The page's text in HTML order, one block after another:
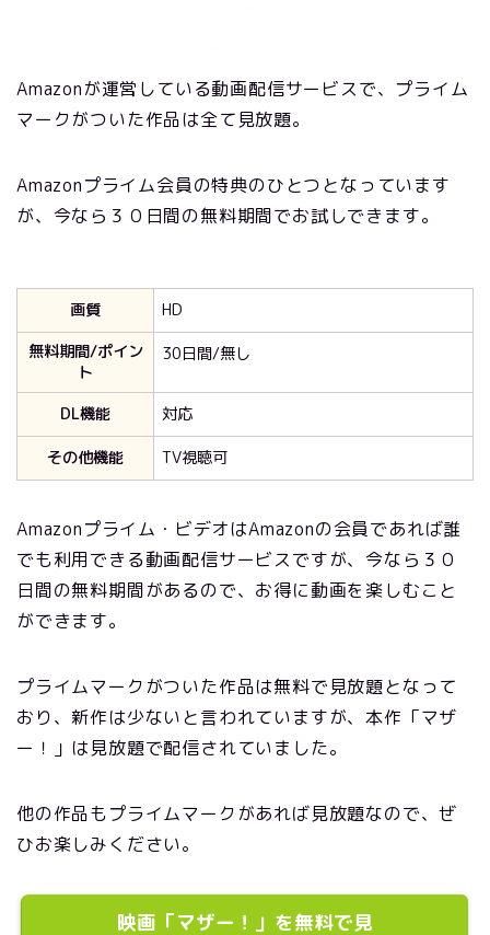
Amazonが運営している動画配信サービスで、プライム
マークがついた作品は全て見放題。
Amazonプライム会員の特典のひとつとなっています
が、今なら３０日間の無料期間でお試しできます。
画質
HD
無料期間/ポイン
ト
30日間/無し
DL機能
対応
その他機能
TV視聴可
Amazonプライム・ビデオはAmazonの会員であれば誰
でも利用できる動画配信サービスですが、今なら３０
日間の無料期間があるので、お得に動画を楽しむこと
ができます。
プライムマークがついた作品は無料で見放題となって
おり、新作は少ないと言われていますが、本作「マザ
ー！」は見放題で配信されていました。
他の作品もプライムマークがあれば見放題なので、ぜ
ひお楽しみください。
映画「マザー！」を無料で見